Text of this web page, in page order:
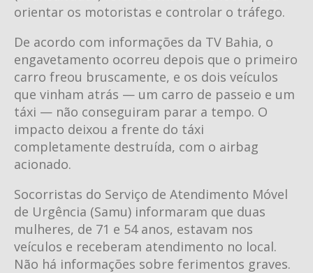
orientar os motoristas e controlar o tráfego.
De acordo com informações da TV Bahia, o
engavetamento ocorreu depois que o primeiro
carro freou bruscamente, e os dois veículos
que vinham atrás — um carro de passeio e um
táxi — não conseguiram parar a tempo. O
impacto deixou a frente do táxi
completamente destruída, com o airbag
acionado.
Socorristas do Serviço de Atendimento Móvel
de Urgência (Samu) informaram que duas
mulheres, de 71 e 54 anos, estavam nos
veículos e receberam atendimento no local.
Não há informações sobre ferimentos graves.